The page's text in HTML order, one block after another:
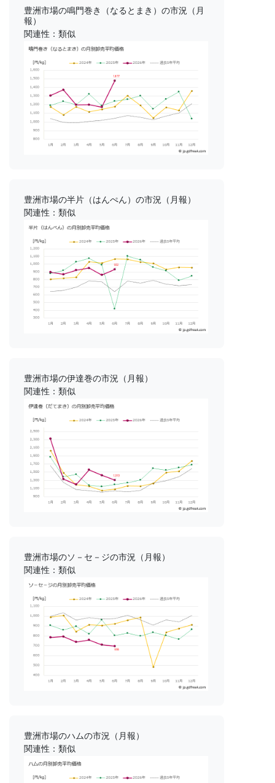
豊洲市場の鳴門巻き（なるとまき）の市況（月
報）
関連性：類似
豊洲市場の半片（はんぺん）の市況（月報）
関連性：類似
豊洲市場の伊達巻の市況（月報）
関連性：類似
豊洲市場のソ－セ－ジの市況（月報）
関連性：類似
豊洲市場のハムの市況（月報）
関連性：類似